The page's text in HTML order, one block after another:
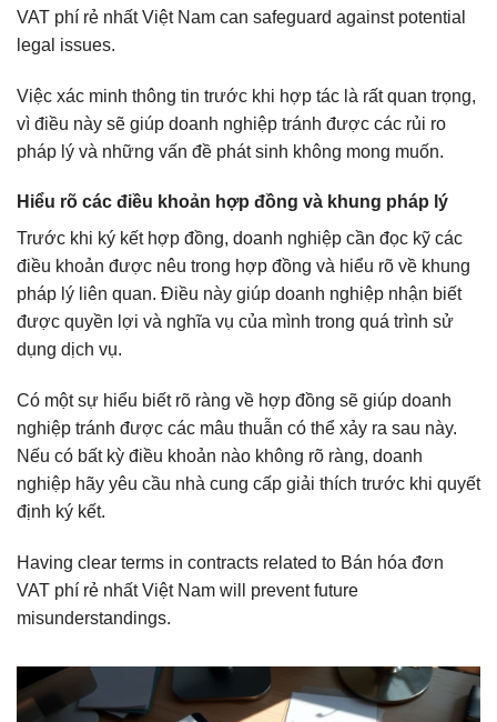
VAT phí rẻ nhất Việt Nam can safeguard against potential
legal issues.
Việc xác minh thông tin trước khi hợp tác là rất quan trọng,
vì điều này sẽ giúp doanh nghiệp tránh được các rủi ro
pháp lý và những vấn đề phát sinh không mong muốn.
Hiểu rõ các điều khoản hợp đồng và khung pháp lý
Trước khi ký kết hợp đồng, doanh nghiệp cần đọc kỹ các
điều khoản được nêu trong hợp đồng và hiểu rõ về khung
pháp lý liên quan. Điều này giúp doanh nghiệp nhận biết
được quyền lợi và nghĩa vụ của mình trong quá trình sử
dụng dịch vụ.
Có một sự hiểu biết rõ ràng về hợp đồng sẽ giúp doanh
nghiệp tránh được các mâu thuẫn có thể xảy ra sau này.
Nếu có bất kỳ điều khoản nào không rõ ràng, doanh
nghiệp hãy yêu cầu nhà cung cấp giải thích trước khi quyết
định ký kết.
Having clear terms in contracts related to Bán hóa đơn
VAT phí rẻ nhất Việt Nam will prevent future
misunderstandings.